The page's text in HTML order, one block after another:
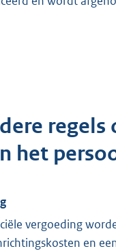
regels
het
vergoeding
en